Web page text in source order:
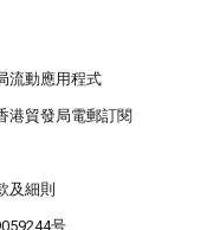
流動應用程式
港貿發局電郵訂閱
及細則
号